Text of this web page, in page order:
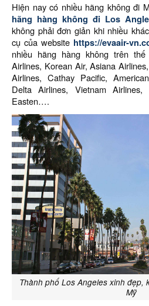
Hiện nay có nhiều hãng không đi
hãng hàng không đi Los
không phải đơn giản khi nhiều
cụ của website https://evaair-
nhiều hãng hàng không trên
Airlines, Korean Air, Asiana
Airlines, Cathay Pacific,
Delta Airlines, Vietnam
Easten….
Thành phố Los Angeles xinh đẹp,
Mỹ